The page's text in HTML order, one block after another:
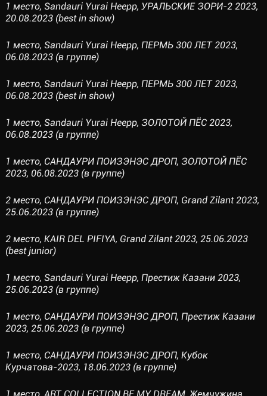
1 место, Sandauri Yurai Heepp, УРАЛЬСКИЕ ЗОРИ-2 2023,
20.08.2023 (best in show)
1 место, Sandauri Yurai Heepp, ПЕРМЬ 300 ЛЕТ 2023,
06.08.2023 (в группе)
1 место, Sandauri Yurai Heepp, ПЕРМЬ 300 ЛЕТ 2023,
06.08.2023 (best in show)
1 место, Sandauri Yurai Heepp, ЗОЛОТОЙ ПЁС 2023,
06.08.2023 (в группе)
1 место, САНДАУРИ ПОИЗЭНЭС ДРОП, ЗОЛОТОЙ ПЁС
2023, 06.08.2023 (в группе)
2 место, САНДАУРИ ПОИЗЭНЭС ДРОП, Grand Zilant 2023,
25.06.2023 (в группе)
2 место, KAIR DEL PIFIYA, Grand Zilant 2023, 25.06.2023
(best junior)
1 место, Sandauri Yurai Heepp, Престиж Казани 2023,
25.06.2023 (в группе)
1 место, САНДАУРИ ПОИЗЭНЭС ДРОП, Престиж Казани
2023, 25.06.2023 (в группе)
1 место, САНДАУРИ ПОИЗЭНЭС ДРОП, Кубок
Курчатова-2023, 18.06.2023 (в группе)